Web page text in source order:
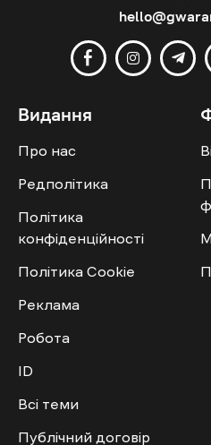
Видання
Про нас
Редполітика
Політика
конфіденційності
Політика Cookie
Реклама
Робота
ID
Всі теми
Публічний договір